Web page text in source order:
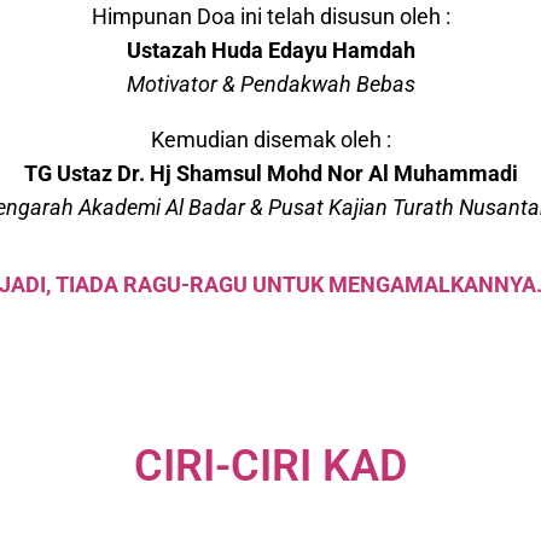
Himpunan Doa ini telah disusun oleh :
Ustazah Huda Edayu Hamdah
Motivator & Pendakwah Bebas
Kemudian disemak oleh :
TG Ustaz Dr. Hj Shamsul Mohd Nor Al Muhammadi
AkademiAlBadar& PusatKajian Turath
JADI, TIADA RAGU-RAGU UNTUK MENGAMALKANNYA.
CIRI-CIRI KAD